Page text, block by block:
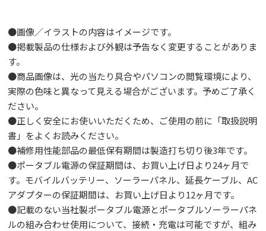
●画像／イラストの内容はイメージです。
●掲載製品の仕様および外観は予告なく変更することがありま
す。
●商品画像は、光の当たり具合やパソコンの閲覧環境により、
実際の色味と異なって見える場合がございます。予めご了承く
ださい。
●正しく安全にお使いいただくため、ご使用の前に「取扱説明
書」をよくお読みください。
●補修用性能部品の最低保有期間は製造打ち切り後3年です。
●ポータブル電源の保証期間は、お買い上げ日より24ヶ月で
す。モバイルバッテリー、ソーラーパネル、延長ケーブル、AC
アダプターの保証期間は、お買い上げ日より12ヶ月です。
●記載のない当社製ポータブル電源とポータブルソーラーパネ
ルの組み合わせ使用について、接続・充電は可能ですが、組み